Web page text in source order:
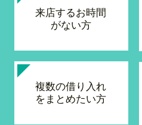
来店するお時間
がない方
複数の借り入れ
をまとめたい方